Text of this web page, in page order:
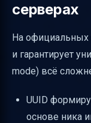
серверах
На официальных
и гарантирует
mode) всё
UUID
основе ника